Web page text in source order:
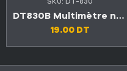
DT830B Multimètre numérique
19.00 DT